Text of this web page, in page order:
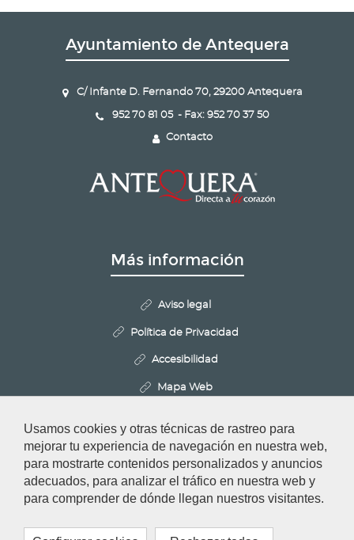
Usamos cookies y otras técnicas de rastreo para
mejorar tu experiencia de navegación en nuestra web,
para mostrarte contenidos personalizados y anuncios
adecuados, para analizar el tráfico en nuestra web y
para comprender de dónde llegan nuestros visitantes.
Ayuntamiento de Antequera
C/ Infante D. Fernando 70, 29200 Antequera
952 70 81 05 - Fax: 952 70 37 50
Contacto
Más información
Aviso legal
Política de Privacidad
Accesibilidad
Mapa Web
Configurar cookies
Redes Sociales